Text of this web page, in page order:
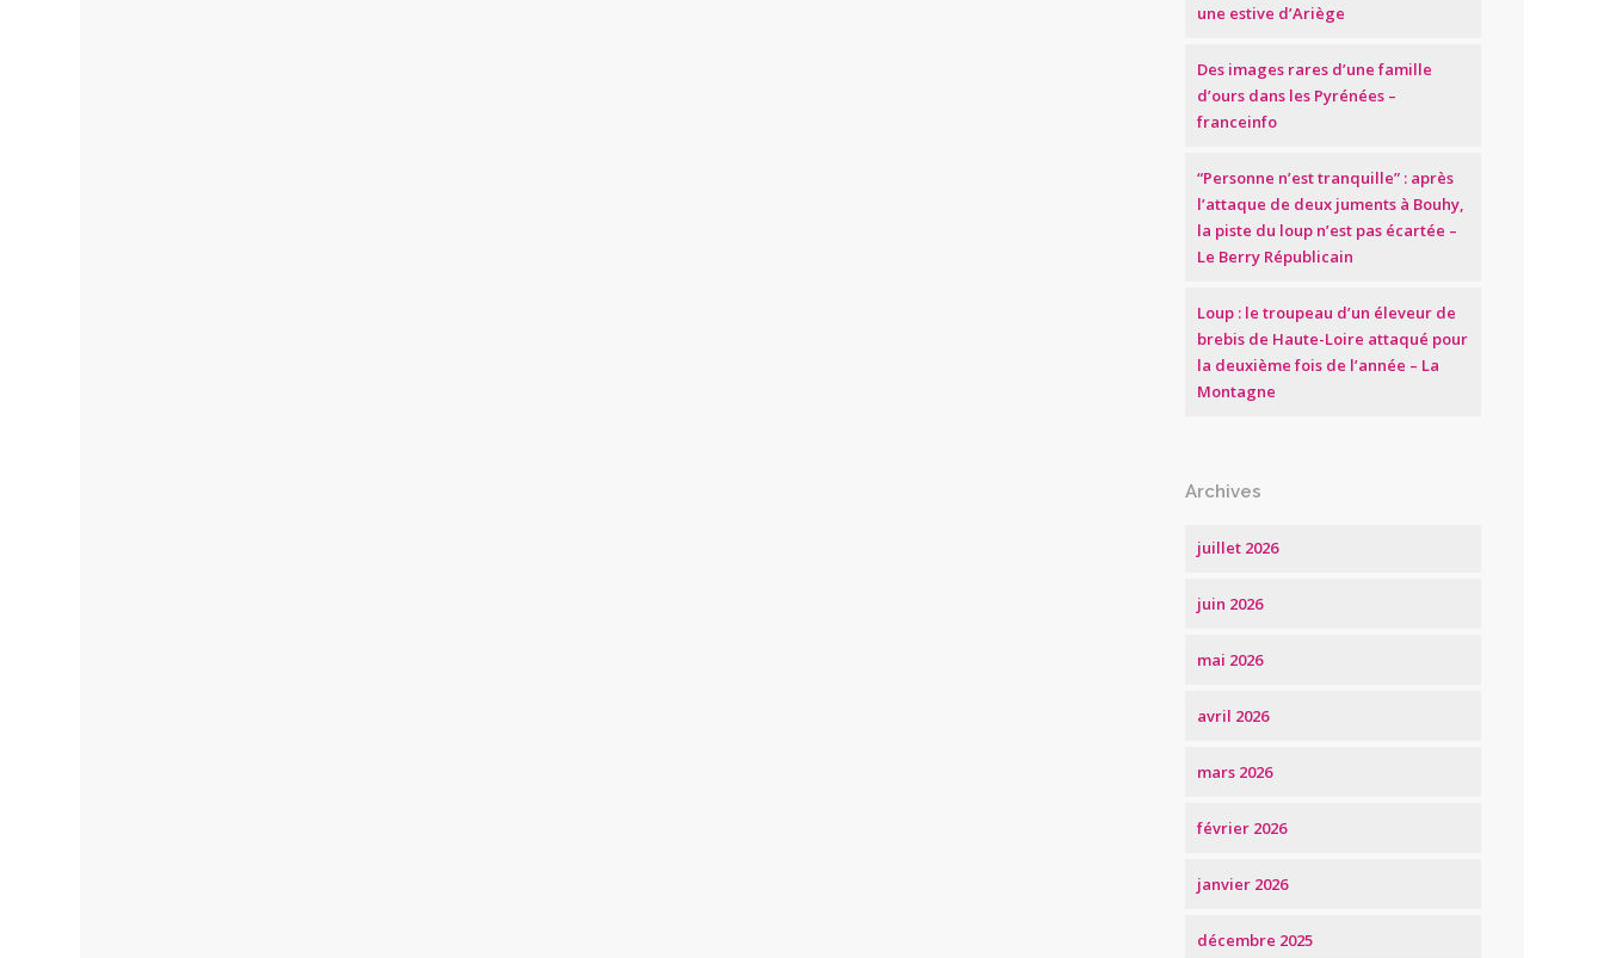
une estive d’Ariège
Des images rares d’une famille
d’ours dans les Pyrénées –
franceinfo
“Personne n’est tranquille” : après
l’attaque de deux juments à Bouhy,
la piste du loup n’est pas écartée –
Le Berry Républicain
Loup : le troupeau d’un éleveur de
brebis de Haute-Loire attaqué pour
la deuxième fois de l’année – La
Montagne
Archives
juillet 2026
juin 2026
mai 2026
avril 2026
mars 2026
février 2026
janvier 2026
décembre 2025